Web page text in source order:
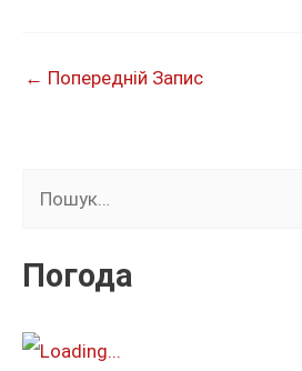
← Попередній Запис
к
т
Погода